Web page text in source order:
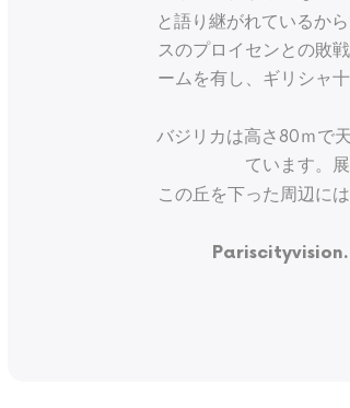
と語り継がれているか
スのプロイセンとの敗
ームを有し、ギリシャ
バジリカは高さ80ｍで
ています。
この丘を下った周辺に